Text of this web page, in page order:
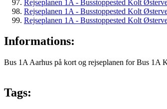
Rejseplanen 1A - Busstoppested Kolt
Rejseplanen 1A - Busstoppested Kolt
Rejseplanen 1A - Busstoppested Kolt
Informations:
Bus 1A Aarhus på kort og rejseplanen for Bus
Tags: